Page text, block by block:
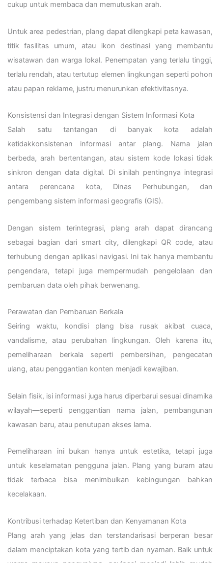
cukup untuk membaca dan memutuskan arah.
Untuk area pedestrian, plang dapat dilengkapi peta kawasan,
titik fasilitas umum, atau ikon destinasi yang membantu
wisatawan dan warga lokal. Penempatan yang terlalu tinggi,
terlalu rendah, atau tertutup elemen lingkungan seperti pohon
atau papan reklame, justru menurunkan efektivitasnya.
Konsistensi dan Integrasi dengan Sistem Informasi Kota
Salah satu tantangan di banyak kota adalah
ketidakkonsistenan informasi antar plang. Nama jalan
berbeda, arah bertentangan, atau sistem kode lokasi tidak
sinkron dengan data digital. Di sinilah pentingnya integrasi
antara perencana kota, Dinas Perhubungan, dan
pengembang sistem informasi geografis (GIS).
Dengan sistem terintegrasi, plang arah dapat dirancang
sebagai bagian dari smart city, dilengkapi QR code, atau
terhubung dengan aplikasi navigasi. Ini tak hanya membantu
pengendara, tetapi juga mempermudah pengelolaan dan
pembaruan data oleh pihak berwenang.
Perawatan dan Pembaruan Berkala
Seiring waktu, kondisi plang bisa rusak akibat cuaca,
vandalisme, atau perubahan lingkungan. Oleh karena itu,
pemeliharaan berkala seperti pembersihan, pengecatan
ulang, atau penggantian konten menjadi kewajiban.
Selain fisik, isi informasi juga harus diperbarui sesuai dinamika
wilayah—seperti penggantian nama jalan, pembangunan
kawasan baru, atau penutupan akses lama.
Pemeliharaan ini bukan hanya untuk estetika, tetapi juga
untuk keselamatan pengguna jalan. Plang yang buram atau
tidak terbaca bisa menimbulkan kebingungan bahkan
kecelakaan.
Kontribusi terhadap Ketertiban dan Kenyamanan Kota
Plang arah yang jelas dan terstandarisasi berperan besar
dalam menciptakan kota yang tertib dan nyaman. Baik untuk